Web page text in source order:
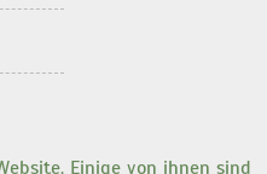
Einige von ihnen sind